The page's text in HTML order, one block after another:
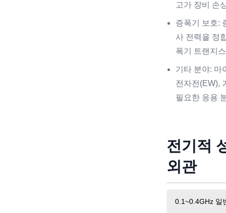
고가 장비 손
증폭기 보호:
사 전력을 정
폭기 트랜지
기타 분야: 마
전자전(EW),
필요한 응용
전기적
외관
0.1~0.4GHz 일